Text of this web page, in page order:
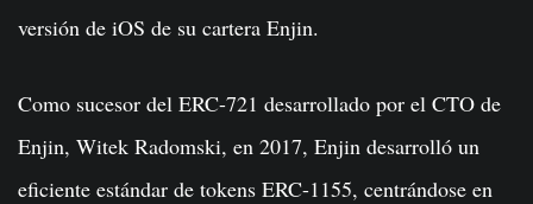
versión de iOS de su cartera Enjin.
Como sucesor del ERC-721 desarrollado por el CTO de
Enjin, Witek Radomski, en 2017, Enjin desarrolló un
eficiente estándar de tokens ERC-1155, centrándose en